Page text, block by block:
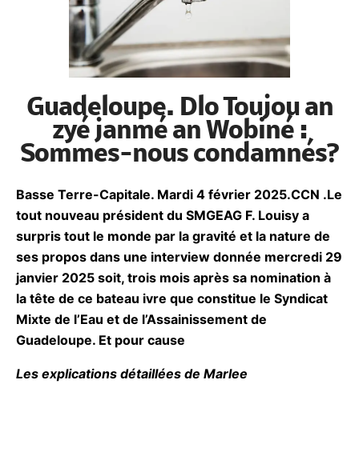
Guadeloupe. Dlo Toujou an
zyé janmé an Wobiné :
Sommes-nous
Basse Terre-Capitale. Mardi 4 février 2025.CCN
.Le tout nouveau président du SMGEAG F. Louisy
a surpris tout le monde par la gravité et la nature
de ses propos dans une interview donnée
mercredi 29 janvier 2025 soit, trois mois après sa
nomination à la tête de ce bateau ivre que
constitue le Syndicat Mixte de l’Eau et de